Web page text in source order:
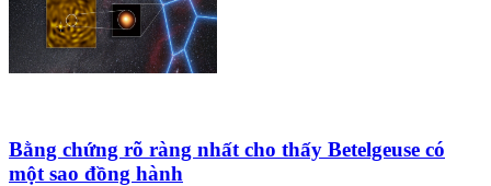
Bằng chứng rõ ràng nhất cho thấy Betelgeuse có
một sao đồng hành